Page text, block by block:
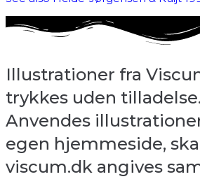
Illustrationer fra
trykkes uden tilladelse.
Anvendes
egen hjemmeside,
viscum.dk angives